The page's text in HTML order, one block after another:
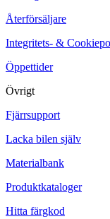
Återförsäljare
Integritets- &
Öppettider
Övrigt
Fjärrsupport
Lacka bilen själv
Materialbank
Produktkataloger
Hitta färgkod